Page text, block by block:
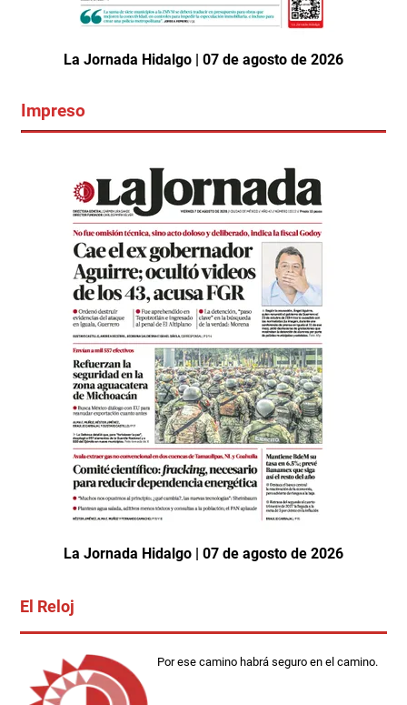
La Jornada Hidalgo | 07 de agosto de 2026
Impreso
La Jornada Hidalgo | 07 de agosto de 2026
El Reloj
Por ese camino habrá seguro en el camino.